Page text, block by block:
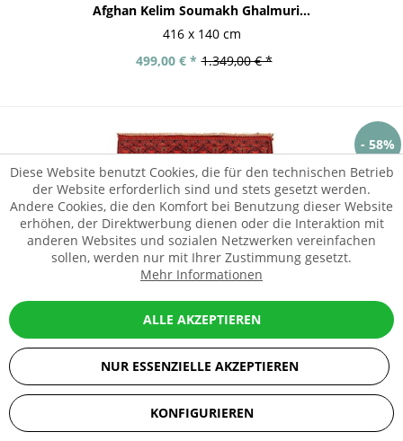
Afghan Kelim Soumakh Ghalmuri...
416 x 140 cm
1.349,00 € *
499,00 € *
- 58%
Diese Website benutzt Cookies, die für den technischen Betrieb
der Website erforderlich sind und stets gesetzt werden.
Andere Cookies, die den Komfort bei Benutzung dieser Website
erhöhen, der Direktwerbung dienen oder die Interaktion mit
anderen Websites und sozialen Netzwerken vereinfachen
sollen, werden nur mit Ihrer Zustimmung gesetzt.
Mehr Informationen
KONFIGURIEREN
NUR ESSENZIELLE AKZEPTIEREN
ALLE AKZEPTIEREN
SEHR GUT (5 / 5)
Bewertungen bei: ebay.de, amazon.de, shopvote.de ⓘ